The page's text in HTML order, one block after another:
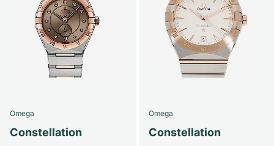
Omega
Constellation
Omega
Constellation